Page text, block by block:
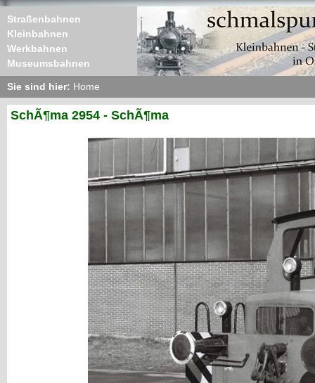
Straßenbahnen
Kleinbahnen
Werkbahnen
Museumsbahnen
Sie sind hier: Home
SchÃ¶ma 2954 - SchÃ¶ma